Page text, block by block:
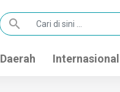
search
Daerah Internasional